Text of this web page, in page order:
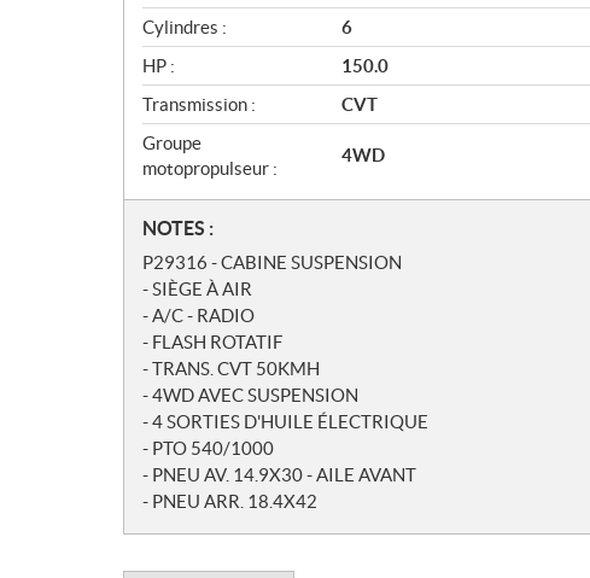
Cylindres :
6
HP :
150.0
Transmission :
CVT
Groupe
motopropulseur :
4WD
N
o
t
e
s
NOTES :
P29316 - CABINE SUSPENSION
- SIÈGE À AIR
- A/C - RADIO
- FLASH ROTATIF
- TRANS. CVT 50KMH
- 4WD AVEC SUSPENSION
- 4 SORTIES D'HUILE ÉLECTRIQUE
- PTO 540/1000
- PNEU AV. 14.9X30 - AILE AVANT
- PNEU ARR. 18.4X42